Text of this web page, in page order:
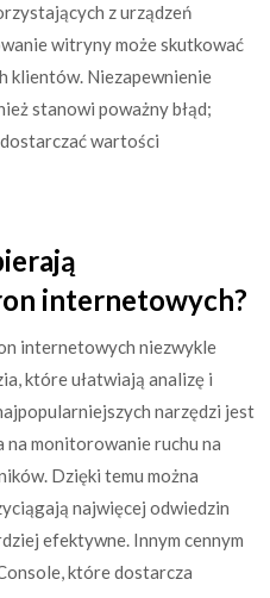
z urządzeń
witryny może skutkować
klientów. Niezapewnienie
stanowi poważny błąd;
wartości
internetowych?
internetowych niezwykle
które ułatwiają analizę i
narzędzi jest
monitorowanie ruchu na
Dzięki temu można
najwięcej odwiedzin
efektywne. Innym cennym
które dostarcza